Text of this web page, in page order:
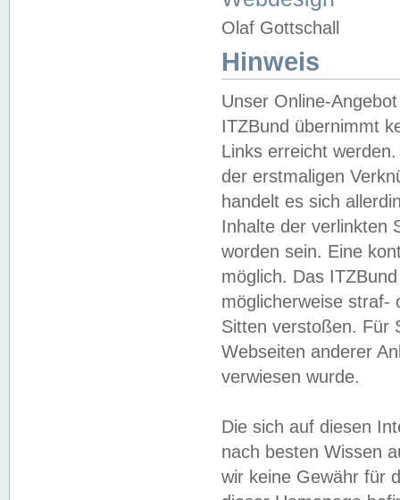
Olaf Gottschall
Hinweis
Unser Online-
ITZBund übernimmt
Links erreicht
der erstmaligen
handelt es sich
Inhalte der verlinkten
worden sein. Eine
möglich. Das
möglicherweise straf-
Sitten verstoßen. Für
Webseiten anderer
verwiesen wurde.
Die sich auf diesen
nach besten Wissen
wir keine Gewähr für